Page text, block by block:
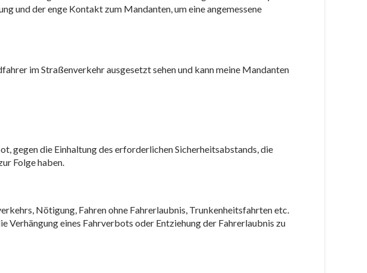
und der enge Kontakt zum Mandanten, um eine angemessene
im Straßenverkehr ausgesetzt sehen und kann meine Mandanten
gegen die Einhaltung des erforderlichen Sicherheitsabstands, die
Folge haben.
Nötigung, Fahren ohne Fahrerlaubnis, Trunkenheitsfahrten etc.
eines Fahrverbots oder Entziehung der Fahrerlaubnis zu